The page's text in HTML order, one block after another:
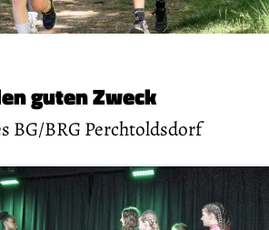
guten Zweck
BG/BRG Perchtoldsdorf